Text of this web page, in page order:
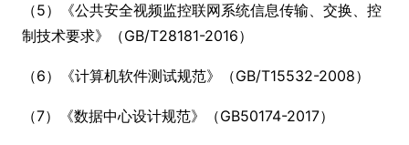
（5）《公共安全视频监控联网系统信息传输、交换、控
制技术要求》（GB/T28181-2016）
（6）《计算机软件测试规范》（GB/T15532-2008）
（7）《数据中心设计规范》（GB50174-2017）